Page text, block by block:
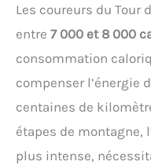
Les coureurs du Tour
entre 7 000 et 8 000
consommation
compenser l’énergie
centaines de
étapes de montagne,
plus intense,